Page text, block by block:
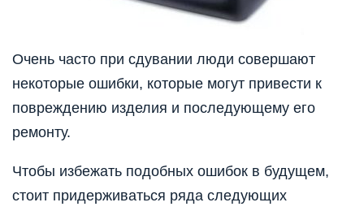
Очень часто при сдувании люди совершают
некоторые ошибки, которые могут привести к
повреждению изделия и последующему его
ремонту.
Чтобы избежать подобных ошибок в будущем,
стоит придерживаться ряда следующих